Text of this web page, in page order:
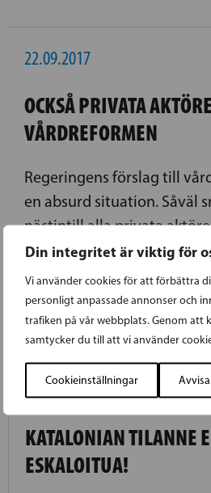
Din integritet är viktig för
Vi använder cookies för att förbättra
personligt anpassade annonser och
trafiken på vår webbplats. Genom att
samtycker du till att vi använder
Cookieinställningar Avvisa
22.09.2017
OCKSÅ PRIVATA
VÅRDREFORMEN
Regeringens förslag till
en absurd situation. Såväl
nästintill alla privata
rätt att utföra operationer
lokalbedövning.
LÄS FÖREGÅENDE
26.09.2017
KATALONIAN TILANNE
ESKALOITUA!